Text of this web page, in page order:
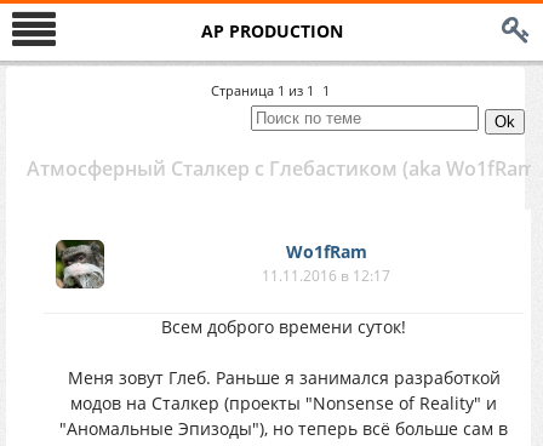
AP PRODUCTION
Страница 1 из 1 1
Атмосферный Сталкер с Глебастиком (aka Wo1fRam)
Wo1fRam
11.11.2016 в 12:17
Всем доброго времени суток!
Меня зовут Глеб. Раньше я занимался разработкой
модов на Сталкер (проекты "Nonsense of Reality" и
"Аномальные Эпизоды"), но теперь всё больше сам в